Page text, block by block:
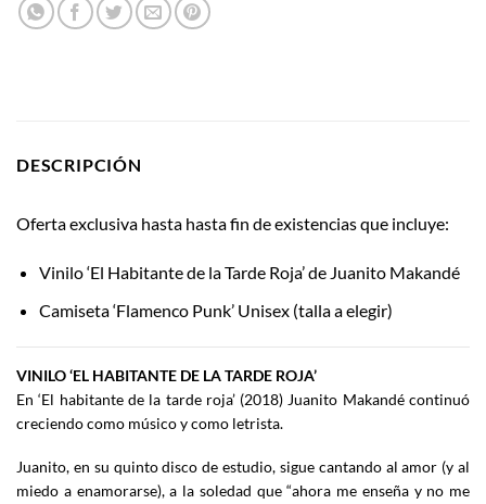
DESCRIPCIÓN
Oferta exclusiva hasta hasta fin de existencias que incluye:
Vinilo ‘El Habitante de la Tarde Roja’ de Juanito Makandé
Camiseta ‘Flamenco Punk’ Unisex (talla a elegir)
VINILO ‘EL HABITANTE DE LA TARDE ROJA’
En ‘El habitante de la tarde roja’ (2018) Juanito Makandé continuó
creciendo como músico y como letrista.
Juanito, en su quinto disco de estudio, sigue cantando al amor (y al
miedo a enamorarse), a la soledad que “ahora me enseña y no me